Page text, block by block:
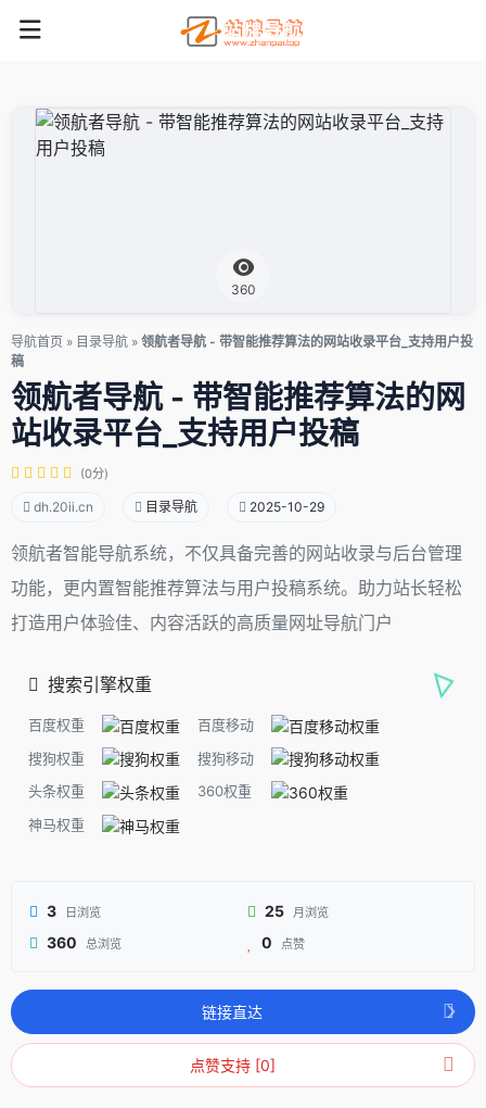
360
导航首页 » 目录导航 » 领航者导航 - 带智能推荐算法的网站收录平台_支持用户投
稿
领航者导航 - 带智能推荐算法的网
站收录平台_支持用户投稿
(0分)
dh.20ii.cn 目录导航 2025-10-29
领航者智能导航系统，不仅具备完善的网站收录与后台管理
功能，更内置智能推荐算法与用户投稿系统。助力站长轻松
打造用户体验佳、内容活跃的高质量网址导航门户
搜索引擎权重
百度权重
百度移动
搜狗权重
搜狗移动
头条权重
360权重
神马权重
3 日浏览 25 月浏览
360 总浏览 0 点赞
链接直达
点赞支持 [0]